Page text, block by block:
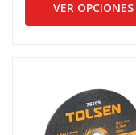
VER OPCIONES